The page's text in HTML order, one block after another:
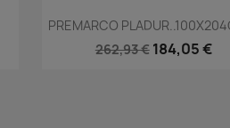
Vista rápida
PREMARCO
262,93 € 184,05 €